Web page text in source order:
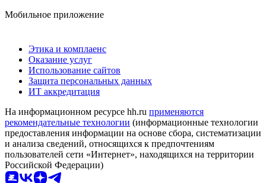
Мобильное приложение
Этика и комплаенс
Оказание услуг
Использование сайтов
Защита персональных данных
ИТ аккредитация
На информационном ресурсе hh.ru применяются
рекомендательные технологии (информационные технологии
предоставления информации на основе сбора, систематизации
и анализа сведений, относящихся к предпочтениям
пользователей сети «Интернет», находящихся на территории
Российской Федерации)